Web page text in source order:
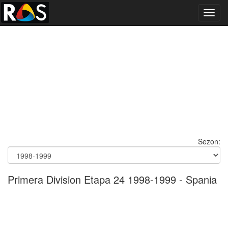
Sezon:
Primera Division Etapa 24 1998-1999 - Spania